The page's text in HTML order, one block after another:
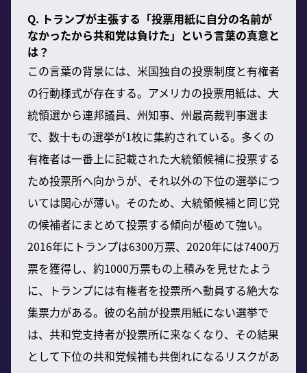
Q. トランプが主張する「投票用紙に自分の名前が
なかったから共和党は負けた」という言葉の真意と
は？
この言葉の背景には、米国独自の投票制度と有権者
の行動様式が存在する。アメリカの投票用紙は、大
統領選から連邦議員、州知事、州最高裁判事選ま
で、数十もの選挙が1枚に集約されている。多くの
有権者は一番上に記載された大統領候補に投票する
ため投票所へ向かうが、それ以外の下位の選挙につ
いては関心が薄い。そのため、大統領候補と同じ党
の候補者にまとめて投票する傾向が極めて強い。
2016年にトランプは6300万票、2020年には7400万
票を獲得し、約1000万票もの上積みを見せたよう
に、トランプには有権者を投票所へ動員する絶大な
集票力がある。彼の名前が投票用紙にない選挙で
は、共和党支持者が投票所に来なくなり、その結果
として下位の共和党候補も共倒れになるリスクがあ